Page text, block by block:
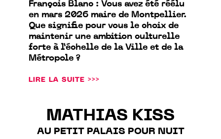
François Blanc : Vous avez été réélu
en mars 2026 maire de Montpellier.
Que signifie pour vous le choix de
maintenir une ambition culturelle
forte à l’échelle de la Ville et de la
Métropole ?
LIRE LA SUITE >>>
MATHIAS KISS
AU PETIT PALAIS POUR NUIT